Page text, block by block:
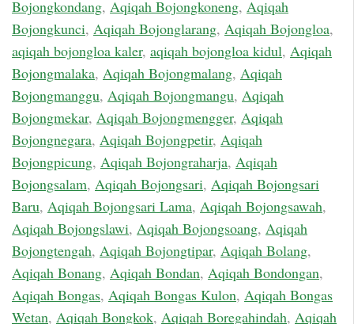
Bojongkondang, Aqiqah Bojongkoneng, Aqiqah
Bojongkunci, Aqiqah Bojonglarang, Aqiqah Bojongloa,
aqiqah bojongloa kaler, aqiqah bojongloa kidul, Aqiqah
Bojongmalaka, Aqiqah Bojongmalang, Aqiqah
Bojongmanggu, Aqiqah Bojongmangu, Aqiqah
Bojongmekar, Aqiqah Bojongmengger, Aqiqah
Bojongnegara, Aqiqah Bojongpetir, Aqiqah
Bojongpicung, Aqiqah Bojongraharja, Aqiqah
Bojongsalam, Aqiqah Bojongsari, Aqiqah Bojongsari
Baru, Aqiqah Bojongsari Lama, Aqiqah Bojongsawah,
Aqiqah Bojongslawi, Aqiqah Bojongsoang, Aqiqah
Bojongtengah, Aqiqah Bojongtipar, Aqiqah Bolang,
Aqiqah Bonang, Aqiqah Bondan, Aqiqah Bondongan,
Aqiqah Bongas, Aqiqah Bongas Kulon, Aqiqah Bongas
Wetan, Aqiqah Bongkok, Aqiqah Boregahindah, Aqiqah